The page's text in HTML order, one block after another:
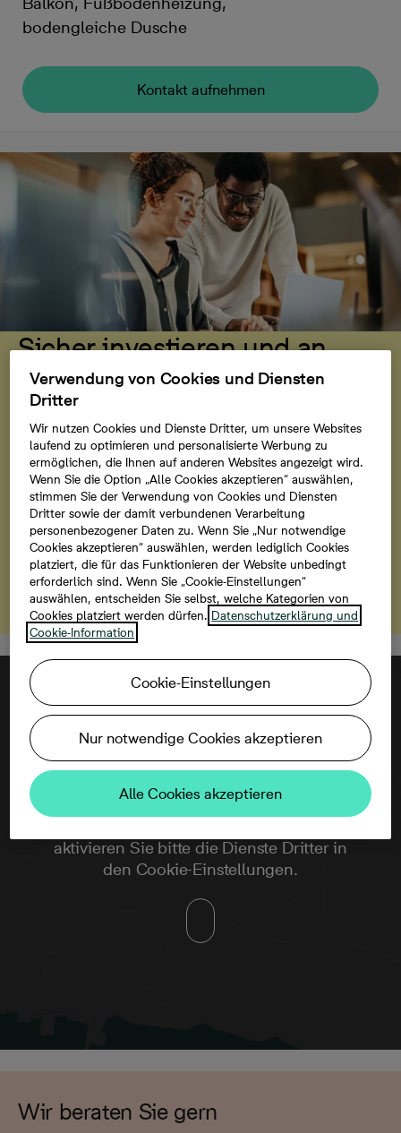
bodengleiche Dusche
Kontakt aufnehmen
Sicher investieren und an
später denken
ergänzen? In den Paulshöfen in Benrath stehen noch
vier Eigentumswohnungen zur Verfügung, die Ihnen
genau diese Möglichkeit bieten. Seit dem 27. März
2024 profitieren Sie zusätzlich von der degressiven
Abschreibung von fünf Prozent. So verbinden Sie eine
wertbeständige Kapitalanlage mit attraktiven
steuerlichen Vorteilen und investieren sinnvoll in Ihre
Zukunft.
aktivieren Sie bitte die Dienste Dritter in
den Cookie-Einstellungen.
Wir beraten Sie gern
Verwendung von Cookies und Diensten
Dritter
Wir nutzen Cookies und Dienste Dritter, um unsere Websites
laufend zu optimieren und personalisierte Werbung zu
ermöglichen, die Ihnen auf anderen Websites angezeigt wird.
Wenn Sie die Option „Alle Cookies akzeptieren“ auswählen,
stimmen Sie der Verwendung von Cookies und Diensten
Dritter sowie der damit verbundenen Verarbeitung
personenbezogener Daten zu. Wenn Sie „Nur notwendige
Cookies akzeptieren“ auswählen, werden lediglich Cookies
platziert, die für das Funktionieren der Website unbedingt
erforderlich sind. Wenn Sie „Cookie-Einstellungen“
auswählen, entscheiden Sie selbst, welche Kategorien von
Cookies platziert werden dürfen. Datenschutzerklärung und
Cookie-Information
Cookie-Einstellungen
Nur notwendige Cookies akzeptieren
Alle Cookies akzeptieren